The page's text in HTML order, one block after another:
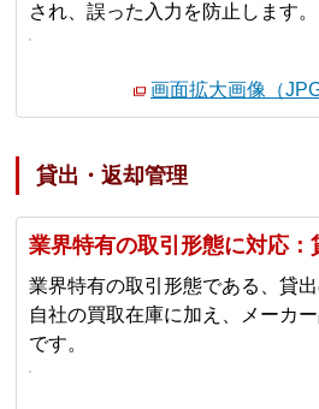
され、誤った入力を防止します。
画面拡大画像（
貸出・返却管理
業界特有の取引形態に対応：
業界特有の取引形態である、貸
自社の買取在庫に加え、メーカ
です。